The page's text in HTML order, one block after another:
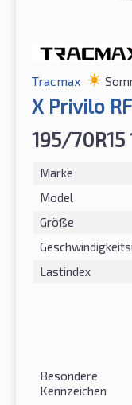
Tracmax
X Privilo
195/70R15
Marke
Model
Größe
Lastindex
Besondere
Kennzeichen